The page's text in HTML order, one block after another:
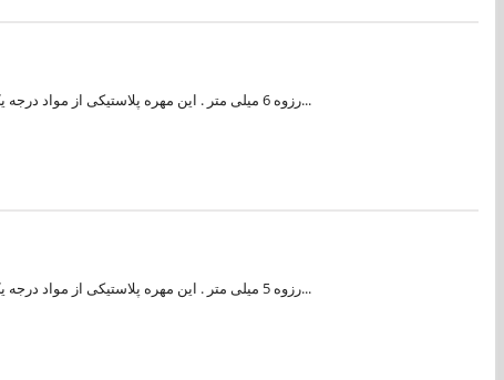
مهره پلاستیکی M6 رزوه 6 میلی متر . این مهره پلاستیکی از مواد درجه یک ساخته شده و دارای کیفیت مناسبی می باشد. از پیچ و مهره های پلاستیکی در صنعت الکترونیک در مدارات و دستگاه هایی که احتمال برق گرفتگ...
مهره پلاستیکی M5 رزوه 5 میلی متر . این مهره پلاستیکی از مواد درجه یک ساخته شده و دارای کیفیت مناسبی می باشد. از پیچ و مهره های پلاستیکی در صنعت الکترونیک در مدارات و دستگاه هایی که احتمال برق گرفتگ...